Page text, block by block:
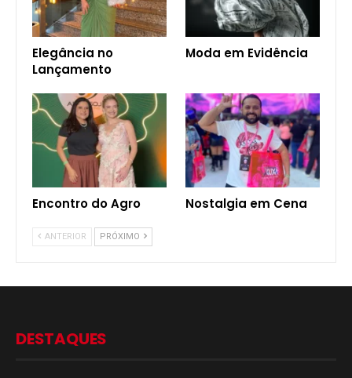
Elegância no
Lançamento
Moda em Evidência
Encontro do Agro Nostalgia em Cena
ANTERIOR PRÓXIMO
DESTAQUES